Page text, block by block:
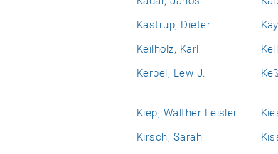
Kastrup, Dieter
Keilholz, Karl
Kerbel, Lew J.
Kiep, Walther Leisler
Kirsch, Sarah